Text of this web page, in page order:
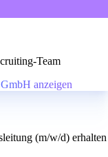
Team
anzeigen
(m/w/d) erhalten